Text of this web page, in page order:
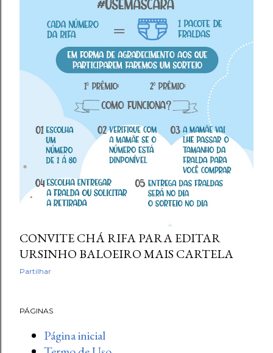
CONVITE CHÁ RIFA PARA EDITAR
URSINHO BALOEIRO MAIS CARTELA
Partilhar
PÁGINAS
Página inicial